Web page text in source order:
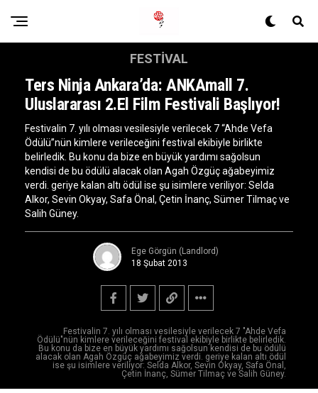
Festivalin 7. yılı olması vesilesiyle verilecek 7 "Ahde Vefa
Ödülü"nün kimlere verileceğini festival ekibiyle birlikte belirledik.
Bu konu da bize en büyük yardımı sağolsun kendisi de bu ödülü
alacak olan Agah Özgüç ağabeyimiz verdi. geriye kalan altı ödül
ise şu isimlere veriliyor: Selda Alkor, Sevin Okyay, Safa Önal,
Çetin İnanç, Sümer Tilmaç ve Salih Güney.
FESTIVAL
Ters Ninja Ankara’da: ANKAmall 7.
Uluslararası 2.El Film Festivali Başlıyor!
Festivalin 7. yılı olması vesilesiyle verilecek 7 “Ahde Vefa
Ödülü”nün kimlere verileceğini festival ekibiyle birlikte
belirledik. Bu konu da bize en büyük yardımı sağolsun
kendisi de bu ödülü alacak olan Agah Özgüç ağabeyimiz
verdi. geriye kalan altı ödül ise şu isimlere veriliyor: Selda
Alkor, Sevin Okyay, Safa Önal, Çetin İnanç, Sümer Tilmaç ve
Salih Güney.
Ege Görgün (Landlord)
18 Şubat 2013